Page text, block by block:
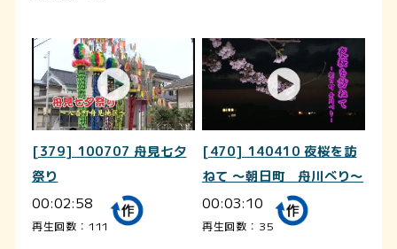
[379] 100707 舟見七夕
祭り
00:02:58
再生回数：111
[470] 140410 夜桜を訪
ねて ～朝日町 舟川べり～
00:03:10
再生回数：35